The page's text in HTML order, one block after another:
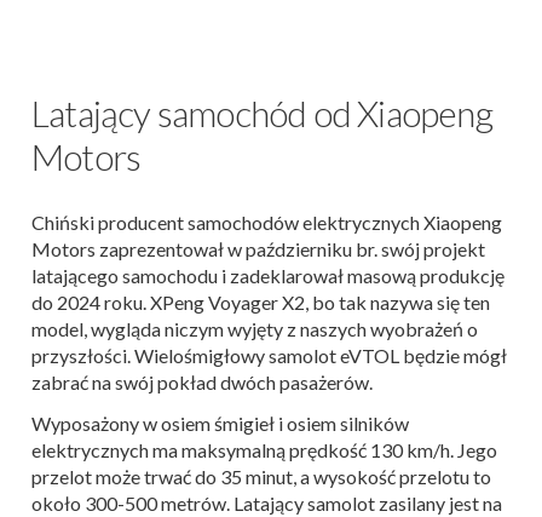
Latający samochód od Xiaopeng
Motors
Chiński producent samochodów elektrycznych Xiaopeng
Motors zaprezentował w październiku br. swój projekt
latającego samochodu i zadeklarował masową produkcję
do 2024 roku. XPeng Voyager X2, bo tak nazywa się ten
model, wygląda niczym wyjęty z naszych wyobrażeń o
przyszłości. Wielośmigłowy samolot eVTOL będzie mógł
zabrać na swój pokład dwóch pasażerów.
Wyposażony w osiem śmigieł i osiem silników
elektrycznych ma maksymalną prędkość 130 km/h. Jego
przelot może trwać do 35 minut, a wysokość przelotu to
około 300-500 metrów. Latający samolot zasilany jest na